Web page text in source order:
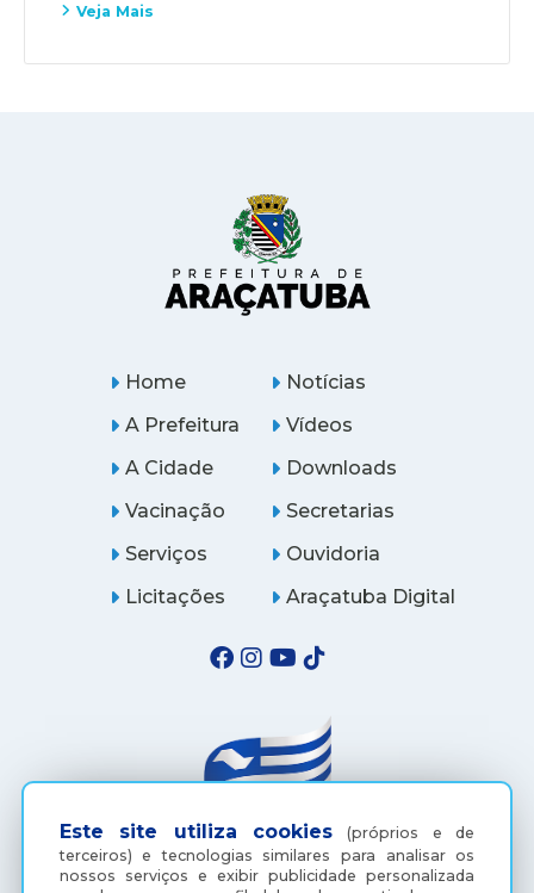
Veja Mais
Este site utiliza cookies (próprios e de
terceiros) e tecnologias similares para analisar os
nossos serviços e exibir publicidade personalizada
Home
A Prefeitura
A Cidade
Notícias
Vídeos
Downloads
Vacinação
Serviços
Licitações
Secretarias
Ouvidoria
Araçatuba Digital